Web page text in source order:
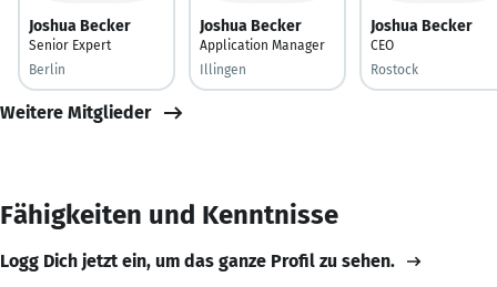
Joshua Becker
Senior Expert
Berlin
Joshua Becker
Application Manager
Illingen
Joshua Becker
CEO
Rostock
Weitere Mitglieder
Fähigkeiten und Kenntnisse
Logg Dich jetzt ein, um das ganze Profil zu sehen.